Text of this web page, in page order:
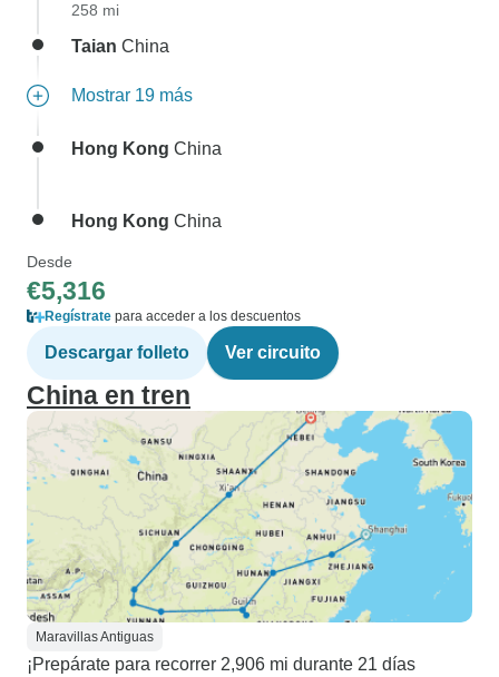
258 mi
Taian China
Mostrar 19 más
Hong Kong China
Hong Kong China
Desde
€5,316
Regístrate para acceder a los descuentos
Descargar folleto Ver circuito
China en tren
Maravillas Antiguas
¡Prepárate para recorrer 2,906 mi durante 21 días